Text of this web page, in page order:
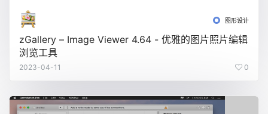
图形设计
zGallery – Image Viewer 4.64 - 优雅的图片照片编辑
浏览工具
2023-04-11 0